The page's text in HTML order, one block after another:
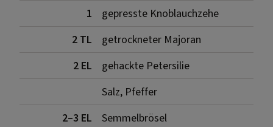
1
gepresste Knoblauchzehe
2 TL
getrockneter Majoran
2 EL
gehackte Petersilie
Salz, Pfeffer
2–3 EL
Semmelbrösel